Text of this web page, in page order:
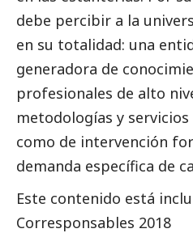
debe percibir a la
en su totalidad: una
generadora de
profesionales de alto
metodologías y
como de intervención
demanda específica de
Este contenido está
Corresponsables 2018